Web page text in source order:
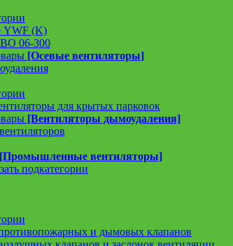
YWF (K)
06-300
[Осевые вентиляторы]
для крытых парковок
[Вентиляторы дымоудаления]
[Промышленные вентиляторы]
подкатегории
и дымовых клапанов